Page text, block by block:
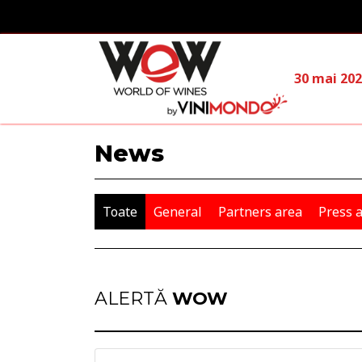
30 mai
News
Toate General Partners area Press
ALERTĂ WOW